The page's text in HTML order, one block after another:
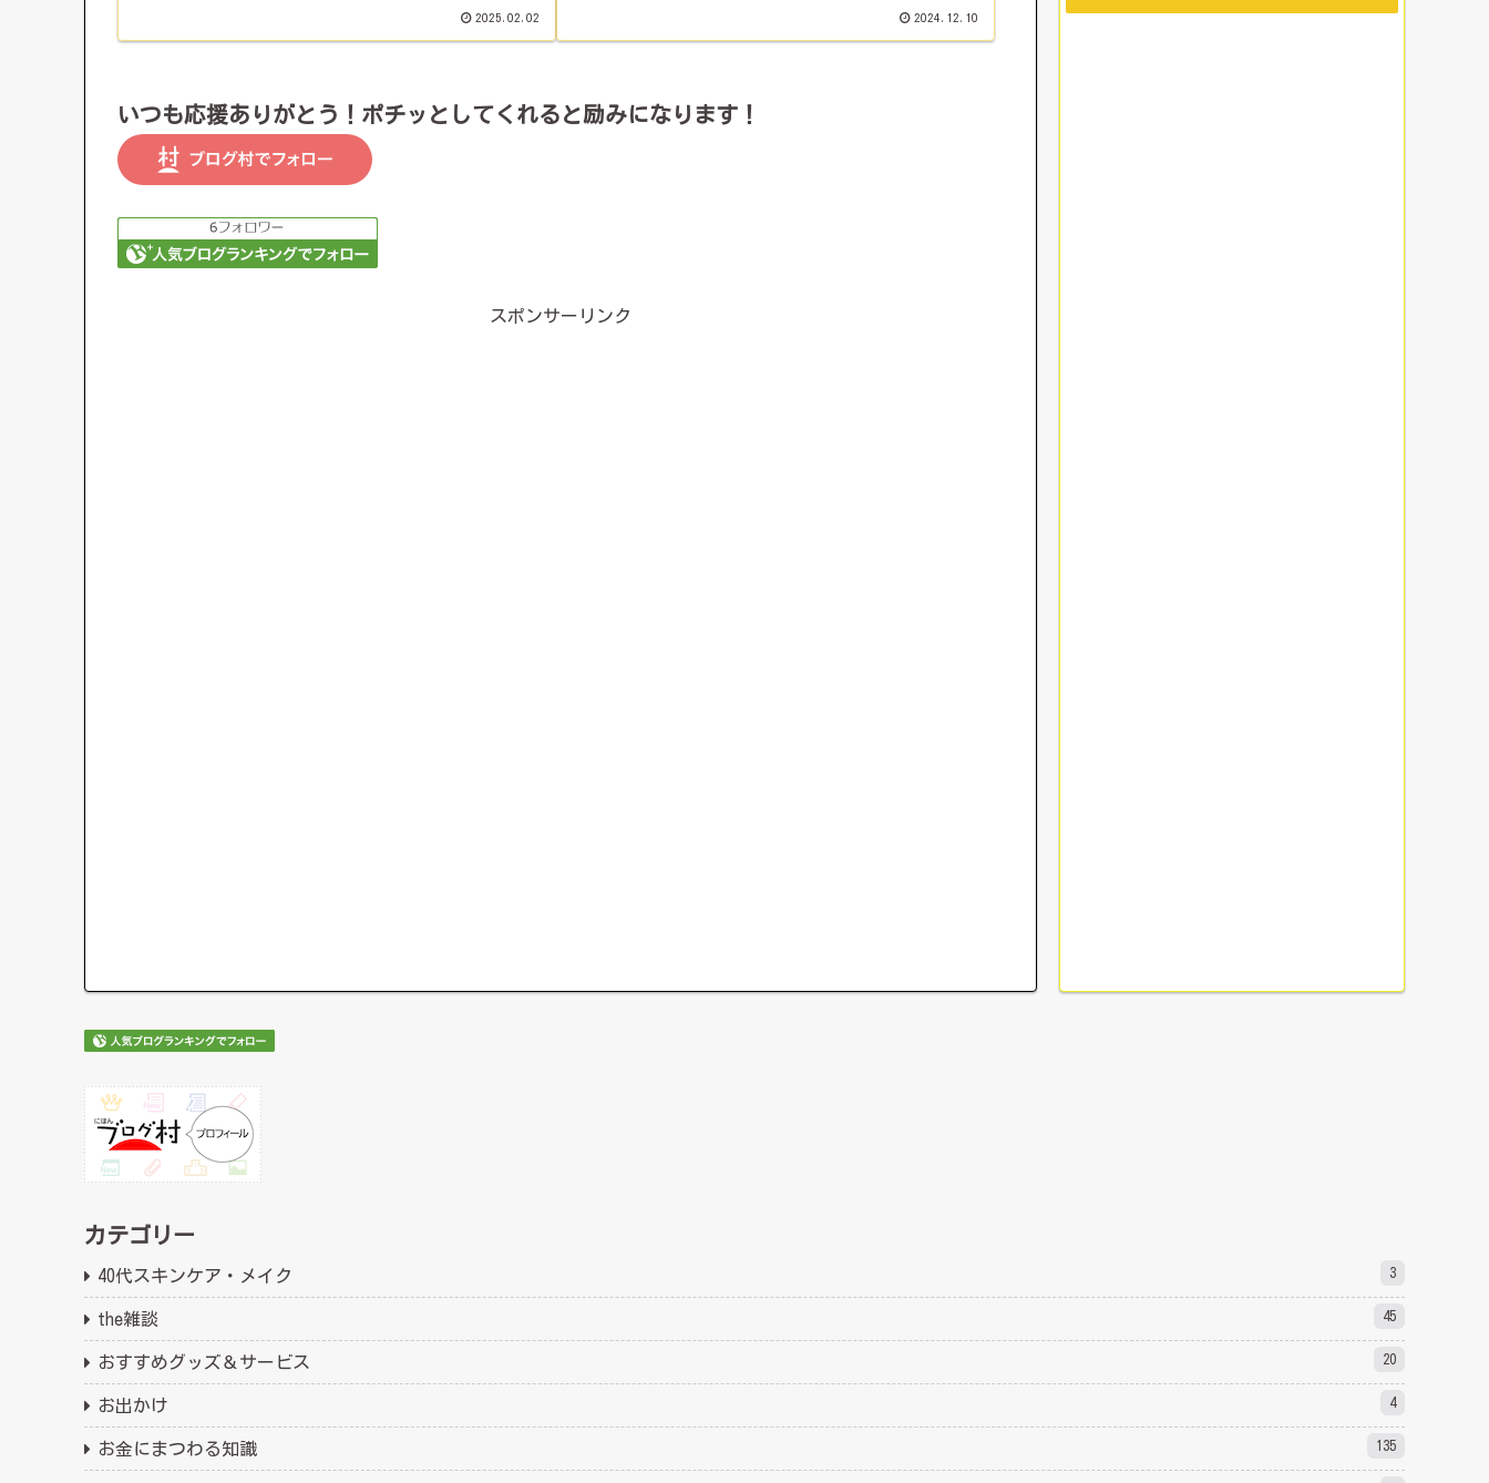
2025.02.02 2024.12.10
いつも応援ありがとう！ポチッとしてくれると励みになります！
スポンサーリンク
カテゴリー
40代スキンケア・メイク 3
the雑談 45
おすすめグッズ＆サービス 20
お出かけ 4
お金にまつわる知識 135